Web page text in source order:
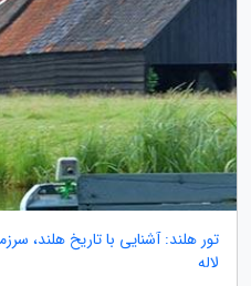
تور هلند: آشنایی با تاریخ هلند،
لاله